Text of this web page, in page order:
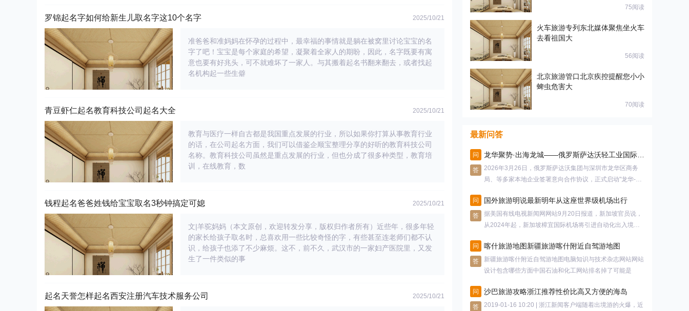
罗锦起名字如何给新生儿取名字这10个名字 2025/10/21
准爸爸和准妈妈在怀孕的过程中，最幸福的事情就是躺在被窝里讨论宝宝的名
字了吧！宝宝是每个家庭的希望，凝聚着全家人的期盼，因此，名字既要有寓
意也要有好兆头，可不就难坏了一家人。与其搬着起名书翻来翻去，或者找起
名机构起一些生僻
青豆虾仁起名教育科技公司起名大全 2025/10/21
教育与医疗一样自古都是我国重点发展的行业，所以如果你打算从事教育行业
的话，在公司起名方面，我们可以借鉴企顺宝整理分享的好听的教育科技公司
名称。教育科技公司虽然是重点发展的行业，但也分成了很多种类型，教育培
训，在线教育，数
钱程起名爸爸姓钱给宝宝取名3秒钟搞定可媳 2025/10/21
文|羊驼妈妈（本文原创，欢迎转发分享，版权归作者所有）近些年，很多年轻
的家长给孩子取名时，总喜欢用一些比较奇怪的字，有些甚至连老师们都不认
识，给孩子也添了不少麻烦。这不，前不久，武汉市的一家妇产医院里，又发
生了一件类似的事
起名天誉怎样起名西安注册汽车技术服务公司 2025/10/21
75阅读
火车旅游专列东北媒体聚焦坐火车
去看祖国大
56阅读
北京旅游管口北京疾控提醒您小小
蜱虫危害大
70阅读
最新问答
问 龙华聚势·出海龙城——俄罗斯萨达沃轻工业国际论坛 圆满成功
答
2026年3月26日，俄罗斯萨达沃集团与深圳市龙华区商务
局、等多家本地企业签署意向合作协议，正式启动"龙华-萨
问
国外旅游明说最新明年从这座世界级机场出行
答
据美国有线电视新闻网网站9月20日报道，新加坡官员说，
从2024年起，新加坡樟宜国际机场将引进自动化出入境检
问
喀什旅游地图新疆旅游喀什附近自驾游地图
答
新疆旅游喀什附近自驾游地图电脑知识与技术杂志网站网站
设计包含哪些方面中国石油和化工网站排名掉了可能是
问 沙巴旅游攻略浙江推荐性价比高又方便的海岛
答
2019-01-16 10:20 | 浙江新闻客户端随着出境游的火爆，近